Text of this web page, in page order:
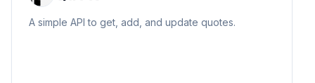
A simple API to get, add, and update quotes.